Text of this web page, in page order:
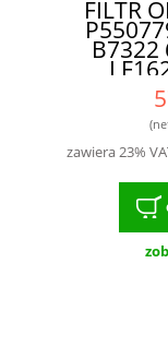
FILTR
B7322
zawiera 23%